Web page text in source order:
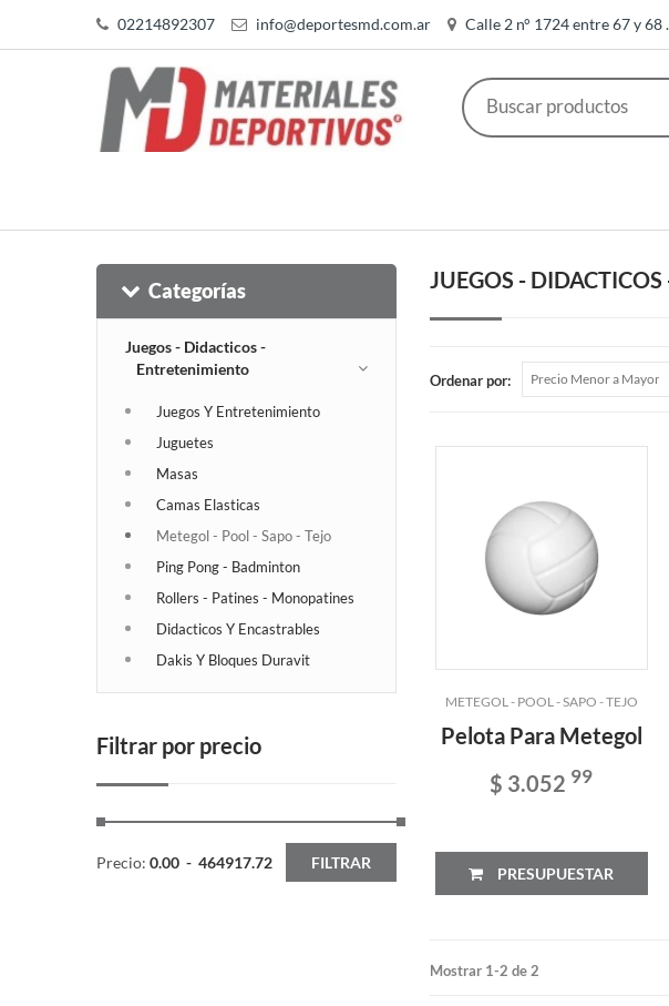
02214892307 info@deportesmd.com.ar Calle 2 n° 1724 entre 67 y 68
Categorías
Juegos - Didacticos -
Entretenimiento
Juegos Y Entretenimiento
Juguetes
Masas
Camas Elasticas
Metegol - Pool - Sapo - Tejo
Ping Pong - Badminton
Rollers - Patines - Monopatines
Didacticos Y Encastrables
Dakis Y Bloques Duravit
Filtrar por precio
Precio: 0.00 - 464917.72 FILTRAR
JUEGOS -
Ordenar por:
METEGOL - POOL - SAPO - TEJO
Pelota Para Metegol
$ 3.052 99
PRESUPUESTAR
Mostrar 1-2 de 2